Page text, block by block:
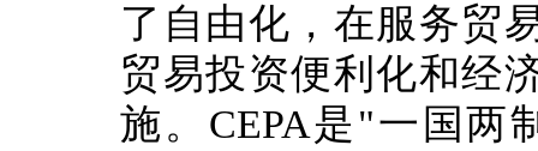
了自由化，在服务贸
贸易投资便利化和经
施。CEPA是"一国两